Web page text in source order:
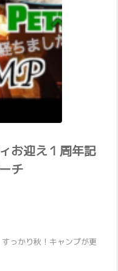
お迎え１周年記
チ
っかり秋！キャンプが更